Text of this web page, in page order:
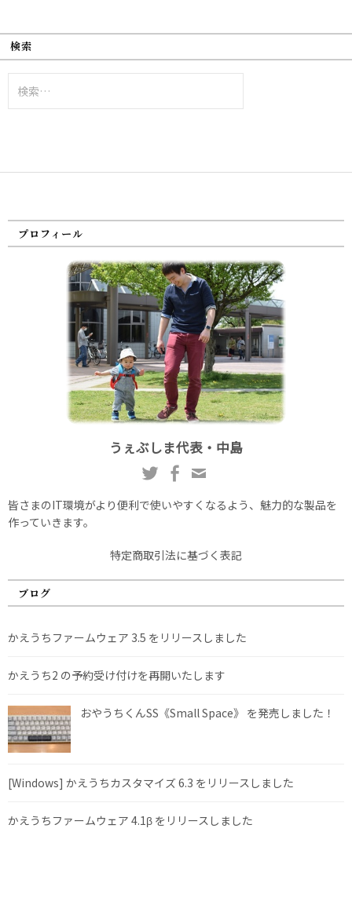
検索
索:
プロフィール
うぇぶしま代表・中島
皆さまのIT環境がより便利で使いやすくなるよう、魅力的な製品を
作っていきます。
特定商取引法に基づく表記
ブログ
かえうちファームウェア 3.5 をリリースしました
かえうち2 の予約受け付けを再開いたします
おやうちくんSS《Small Space》 を発売しました！
[Windows] かえうちカスタマイズ 6.3 をリリースしました
かえうちファームウェア 4.1β をリリースしました